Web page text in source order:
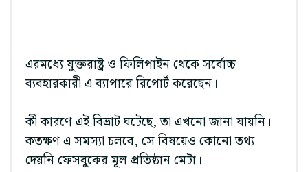
এরমধ্যে যুক্তরাষ্ট্র ও ফিলিপাইন থেকে সর্বোচ্চ
ব্যবহারকারী এ ব্যাপারে রিপোর্ট করেছেন।
কী কারণে এই বিভ্রাট ঘটেছে, তা এখনো জানা যায়নি।
কতক্ষণ এ সমস্যা চলবে, সে বিষয়েও কোনো তথ্য
দেয়নি ফেসবুকের মূল প্রতিষ্ঠান মেটা।